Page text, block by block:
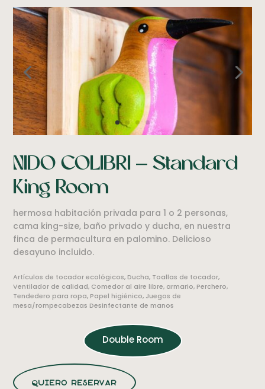
NIDO COLIBRI – Standard
King Room
hermosa habitación privada para 1 o 2 personas,
cama king-size, baño privado y ducha, en nuestra
finca de permacultura en palomino. Delicioso
desayuno incluido.
Artículos de tocador ecológicos, Ducha, Toallas de tocador,
Ventilador de calidad, Comedor al aire libre, armario, Perchero,
Tendedero para ropa, Papel higiénico, Juegos de
mesa/rompecabezas Desinfectante de manos
Double Room
quiero reservar